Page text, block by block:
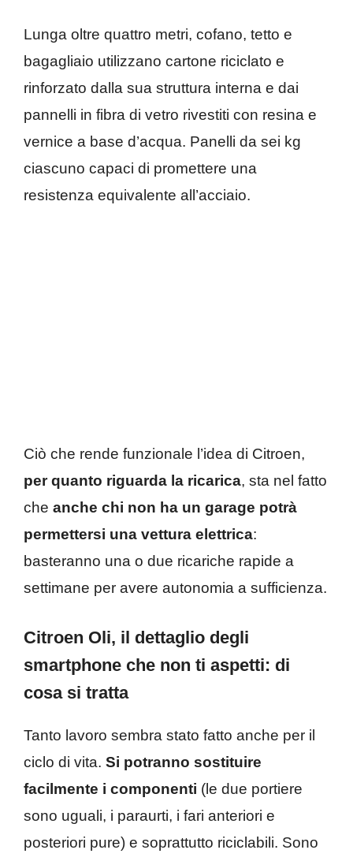
Lunga oltre quattro metri, cofano, tetto e
bagagliaio utilizzano cartone riciclato e
rinforzato dalla sua struttura interna e dai
pannelli in fibra di vetro rivestiti con resina e
vernice a base d’acqua. Panelli da sei kg
ciascuno capaci di promettere una
resistenza equivalente all’acciaio.
Ciò che rende funzionale l’idea di Citroen,
per quanto riguarda la ricarica, sta nel fatto
che anche chi non ha un garage potrà
permettersi una vettura elettrica:
basteranno una o due ricariche rapide a
settimane per avere autonomia a sufficienza.
Citroen Oli, il dettaglio degli
smartphone che non ti aspetti: di
cosa si tratta
Tanto lavoro sembra stato fatto anche per il
ciclo di vita. Si potranno sostituire
facilmente i componenti (le due portiere
sono uguali, i paraurti, i fari anteriori e
posteriori pure) e soprattutto riciclabili. Sono